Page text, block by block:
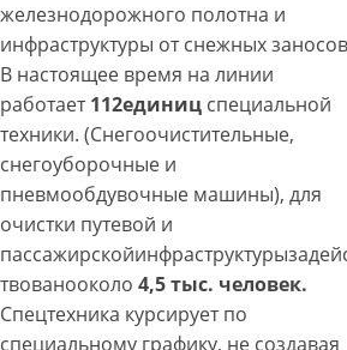
железнодорожного полотна и
инфраструктуры от снежных
В настоящее время на линии
работает112единиц специальной
техники. (Снегоочистительные,
снегоуборочные и
пневмообдувочные машины), для
очистки путевой и
твованооколо 4,5 тыс. человек.
Спецтехника курсирует по
специальному графику, не создавая